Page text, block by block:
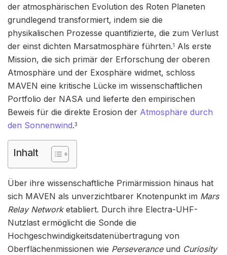
der atmosphärischen Evolution des Roten Planeten
grundlegend transformiert, indem sie die
physikalischen Prozesse quantifizierte, die zum Verlust
der einst dichten Marsatmosphäre führten.1 Als erste
Mission, die sich primär der Erforschung der oberen
Atmosphäre und der Exosphäre widmet, schloss
MAVEN eine kritische Lücke im wissenschaftlichen
Portfolio der NASA und lieferte den empirischen
Beweis für die direkte Erosion der Atmosphäre durch
den Sonnenwind.3
Inhalt
Über ihre wissenschaftliche Primärmission hinaus hat
sich MAVEN als unverzichtbarer Knotenpunkt im Mars
Relay Networketabliert. Durch ihre Electra-UHF-
Nutzlast ermöglicht die Sonde die
Hochgeschwindigkeitsdatenübertragung von
Oberflächenmissionen wie Perseveranceund Curiosity